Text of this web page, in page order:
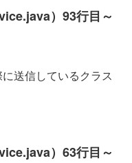
）93行目～
送信しているクラス
）63行目～